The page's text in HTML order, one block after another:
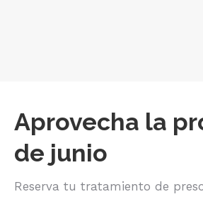
Aprovecha la
de junio
Reserva tu tratamiento de